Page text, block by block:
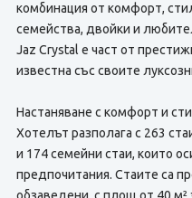
комбинация от комфорт,
семейства, двойки и
Jaz Crystal е част от
известна със своите
Настаняване с комфорт и
Хотелът разполага с 263
и 174 семейни стаи, които
предпочитания. Стаите са